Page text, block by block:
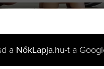
a NőkLapja.hu-t a